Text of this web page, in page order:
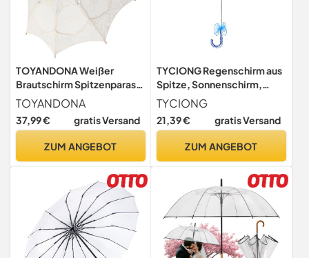
TOYANDONA Weißer
Brautschirm Spitzenparasol
Vintage Hochzeitsschirm
Dekorative
Regenschirmfotografie
Accessoires Und
TOYANDONA
37,99 € gratis Versand
ZUM ANGEBOT
TYCIONG Regenschirm aus
Spitze, Sonnenschirm,
Vintage, Hochzeit,
Brautschirm Dekoration,
Foto, Damen, Kostüm,
marineblau
TYCIONG
21,39 € gratis Versand
ZUM ANGEBOT